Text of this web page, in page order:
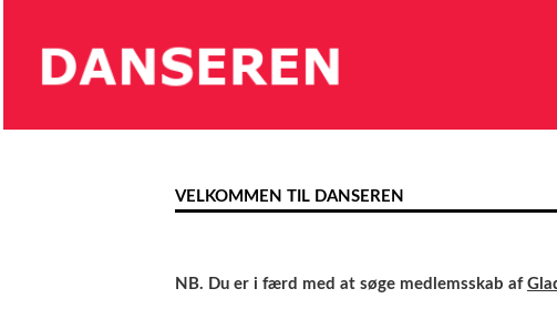
VELKOMMEN TIL DANSEREN
NB. Du er i færd med at søge medlemsskab af